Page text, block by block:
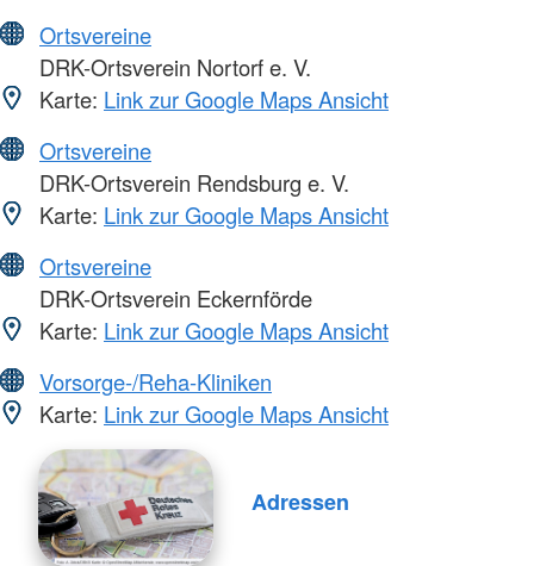
Ortsvereine
DRK-Ortsverein Nortorf e. V.
Karte: Link zur Google Maps Ansicht
Ortsvereine
DRK-Ortsverein Rendsburg e. V.
Karte: Link zur Google Maps Ansicht
Ortsvereine
DRK-Ortsverein Eckernförde
Karte: Link zur Google Maps Ansicht
Vorsorge-/Reha-Kliniken
Karte: Link zur Google Maps Ansicht
Adressen